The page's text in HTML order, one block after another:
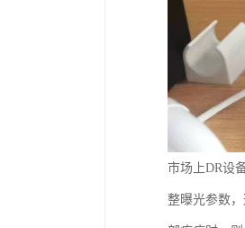
市场上DR设
整曝光参数